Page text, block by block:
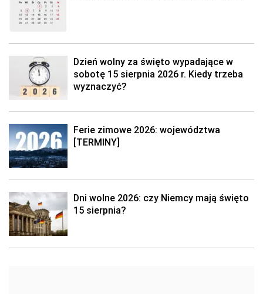
Dzień wolny za święto wypadające w
sobotę 15 sierpnia 2026 r. Kiedy trzeba
wyznaczyć?
Ferie zimowe 2026: województwa
[TERMINY]
Dni wolne 2026: czy Niemcy mają święto
15 sierpnia?